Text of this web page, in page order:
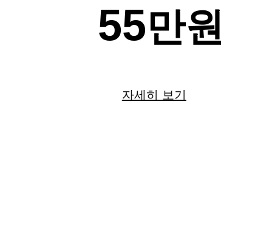
55만원
자세히 보기